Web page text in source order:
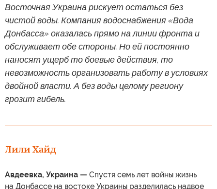
Восточная Украина рискует остаться без
чистой воды. Компания водоснабжения «Вода
Донбасса» оказалась прямо на линии фронта и
обслуживает обе стороны. Но ей постоянно
наносят ущерб то боевые действия, то
невозможность организовать работу в условиях
двойной власти. А без воды целому региону
грозит гибель.
Лили Хайд
Авдеевка, Украина — Спустя семь лет войны жизнь
на Донбассе на востоке Украины разделилась надвое